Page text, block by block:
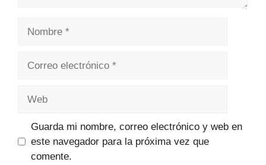
Guarda mi nombre, correo electrónico y web en
este navegador para la próxima vez que
comente.